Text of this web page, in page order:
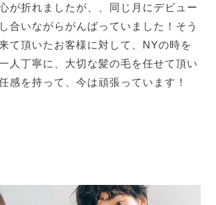
が折れましたが、、同じ月にデビュー
合いながらがんばっていました！そう
て頂いたお客様に対して、NYの時を
人丁寧に、大切な髪の毛を任せて頂い
感を持って、今は頑張っています！